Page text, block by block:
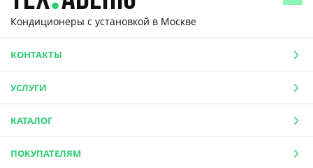
Кондиционеры с установкой в Москве
КОНТАКТЫ
УСЛУГИ
КАТАЛОГ
ПОКУПАТЕЛЯМ